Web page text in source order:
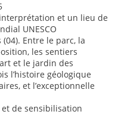
et un lieu de
UNESCO
Entre le parc, la
les sentiers
et le jardin des
l’histoire géologique
et l’exceptionnelle
de sensibilisation